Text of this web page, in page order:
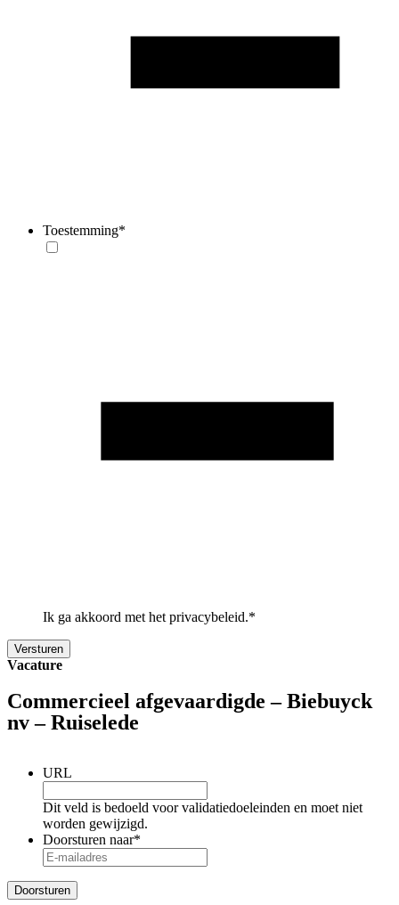
Toestemming*
Ik ga akkoord met het privacybeleid.*
Vacature
Commercieel afgevaardigde – Biebuyck
nv – Ruiselede
URL
Dit veld is bedoeld voor validatiedoeleinden en moet niet
worden gewijzigd.
Doorsturen naar*